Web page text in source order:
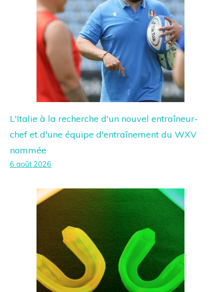
L'Italie à la recherche d'un nouvel entraîneur-
chef et d'une équipe d'entraînement du WXV
nommée
6 août 2026